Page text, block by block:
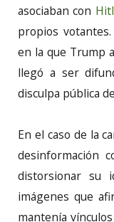
asociaban con
propios
en la que Trump
llegó a ser
disculpa pública
En el caso de la
desinformación
distorsionar su
imágenes que
mantenía